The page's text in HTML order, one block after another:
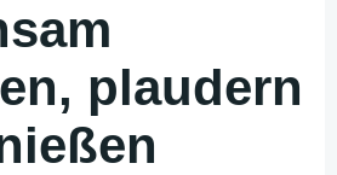
plaudern